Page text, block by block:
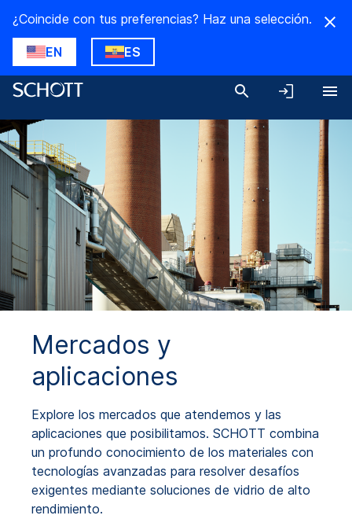
¿Coincide con tus preferencias? Haz una selección.
EN ES
Mercados y
aplicaciones
Explore los mercados que atendemos y las
aplicaciones que posibilitamos. SCHOTT combina
un profundo conocimiento de los materiales con
tecnologías avanzadas para resolver desafíos
exigentes mediante soluciones de vidrio de alto
rendimiento.